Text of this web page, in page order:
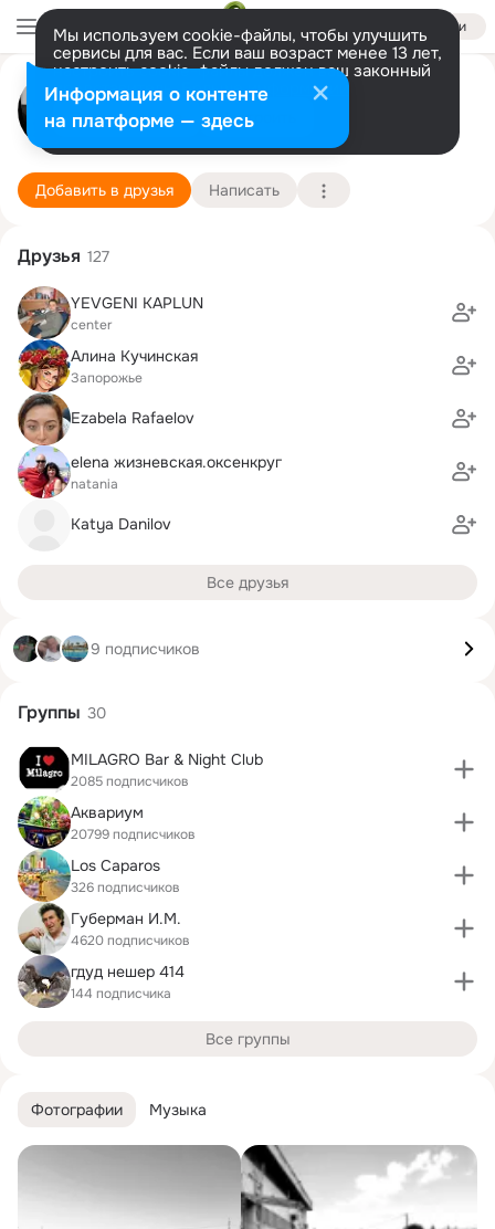
Войти
Мы используем cookie-файлы, чтобы улучшить
сервисы для вас. Если ваш возраст менее 13 лет,
настроить cookie-файлы должен ваш законный
представитель. Больше информации
Разрешить все Настроить
Игорь Гехман
Хадера
9 августа (49 лет)
Школа "Тихон-Хадера"
Подробнее
Добавить в друзья Написать
Фотографии Музыка
Друзья 127
YEVGENI KAPLUN
center
Алина Кучинская
Запорожье
Ezabela Rafaelov
elena жизневская.оксенкруг
natania
Katya Danilov
Все друзья
9 подписчиков
Группы 30
MILAGRO Bar & Night Club
2085 подписчиков
Аквариум
20799 подписчиков
Los Caparos
326 подписчиков
Губерман И.М.
4620 подписчиков
гдуд нешер 414
144 подписчика
Все группы
Информация о контенте
на платформе — здесь